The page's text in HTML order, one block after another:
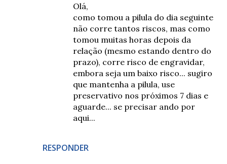
RESPONDER
Olá,
como tomou a pilula do dia seguinte
não corre tantos riscos, mas como
tomou muitas horas depois da
relação (mesmo estando dentro do
prazo), corre risco de engravidar,
embora seja um baixo risco... sugiro
que mantenha a pilula, use
preservativo nos próximos 7 dias e
aguarde... se precisar ando por
aqui...